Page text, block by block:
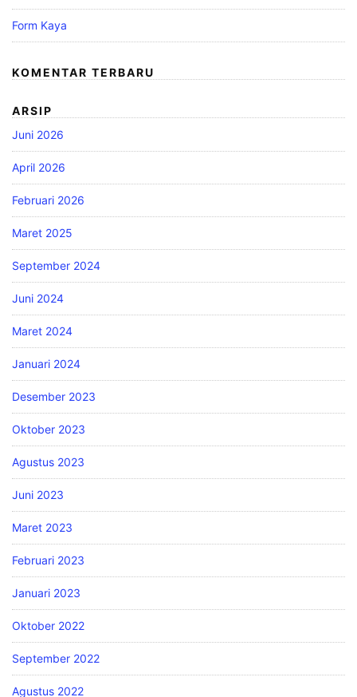
Form Kaya
KOMENTAR TERBARU
ARSIP
Juni 2026
April 2026
Februari 2026
Maret 2025
September 2024
Juni 2024
Maret 2024
Januari 2024
Desember 2023
Oktober 2023
Agustus 2023
Juni 2023
Maret 2023
Februari 2023
Januari 2023
Oktober 2022
September 2022
Agustus 2022